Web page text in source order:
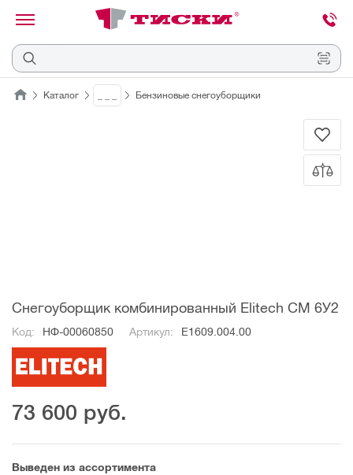
Отмена
Каталог Бензиновые снегоуборщики
Снегоуборщик комбинированный Elitech СМ 6У2
Код: НФ-00060850 Артикул: Е1609.004.00
73 600 руб.
Выведен из ассортимента